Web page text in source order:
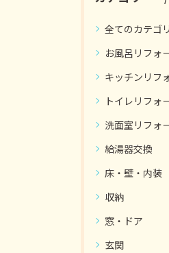
全てのカテゴ
お風呂リフォ
キッチンリフ
トイレリフォ
洗面室リフォ
給湯器交換
床・壁・内装
収納
窓・ドア
玄関